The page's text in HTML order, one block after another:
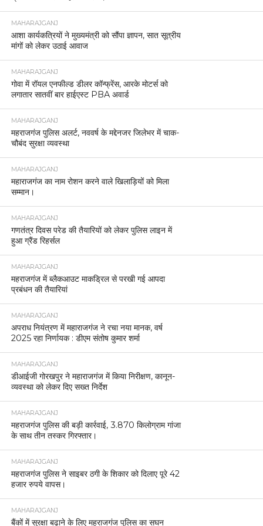
MAHARAJGANJ
आशा कार्यकत्रियों ने मुख्यमंत्री को सौंपा ज्ञापन, सात सूत्रीय
मांगों को लेकर उठाई आवाज
MAHARAJGANJ
गोवा में रॉयल एनफील्ड डीलर कॉन्फ्रेंस, आरके मोटर्स को
लगातार सातवीं बार हाईएस्ट PBA अवार्ड
MAHARAJGANJ
महराजगंज पुलिस अलर्ट, नववर्ष के मद्देनजर जिलेभर में चाक-
चौबंद सुरक्षा व्यवस्था
MAHARAJGANJ
महाराजगंज का नाम रोशन करने वाले खिलाड़ियों को मिला
सम्मान।
MAHARAJGANJ
गणतंत्र दिवस परेड की तैयारियों को लेकर पुलिस लाइन में
हुआ ग्रैंड रिहर्सल
MAHARAJGANJ
महराजगंज में ब्लैकआउट माकड्रिल से परखी गई आपदा
प्रबंधन की तैयारियां
MAHARAJGANJ
अपराध नियंत्रण में महाराजगंज ने रचा नया मानक, वर्ष
2025 रहा निर्णायक : डीएम संतोष कुमार शर्मा
MAHARAJGANJ
डीआईजी गोरखपुर ने महाराजगंज में किया निरीक्षण, कानून-
व्यवस्था को लेकर दिए सख्त निर्देश
MAHARAJGANJ
महराजगंज पुलिस की बड़ी कार्रवाई, 3.870 किलोग्राम गांजा
के साथ तीन तस्कर गिरफ्तार।
MAHARAJGANJ
महराजगंज पुलिस ने साइबर ठगी के शिकार को दिलाए पूरे 42
हजार रुपये वापस।
MAHARAJGANJ
बैंकों में सुरक्षा बढ़ाने के लिए महराजगंज पुलिस का सघन